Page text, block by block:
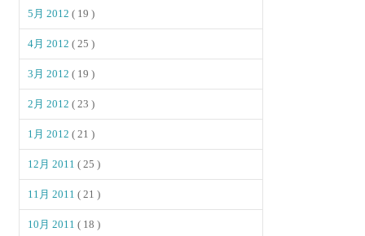
5月 2012( 19 )
4月 2012( 25 )
3月 2012( 19 )
2月 2012( 23 )
1月 2012( 21 )
12月 2011( 25 )
11月 2011( 21 )
10月 2011( 18 )